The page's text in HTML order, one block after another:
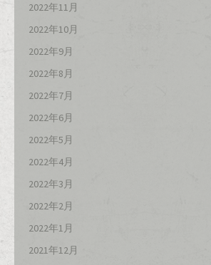
2022年11月
2022年10月
2022年9月
2022年8月
2022年7月
2022年6月
2022年5月
2022年4月
2022年3月
2022年2月
2022年1月
2021年12月